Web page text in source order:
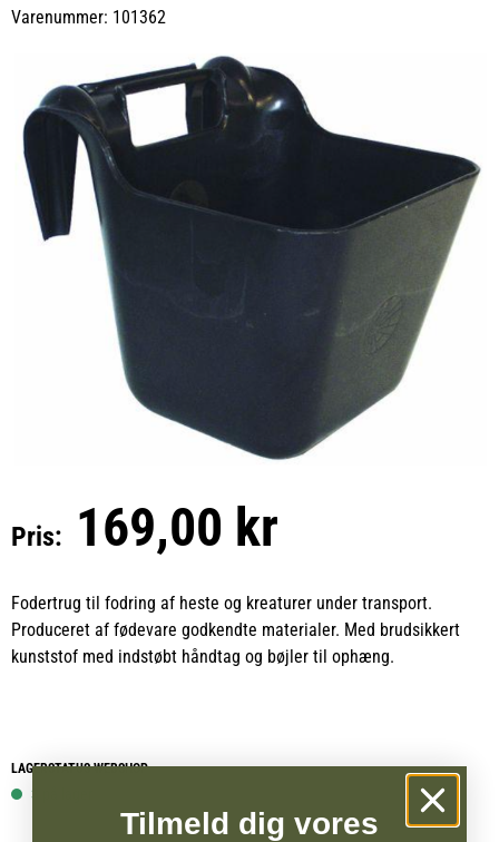
Varenummer: 101362
Pris: 169,00 kr
Fodertrug til fodring af heste og kreaturer under transport.
Produceret af fødevare godkendte materialer. Med brudsikkert
kunststof med indstøbt håndtag og bøjler til ophæng.
LAGERSTATUS WEBSHOP
3 på lager
Tilmeld dig vores